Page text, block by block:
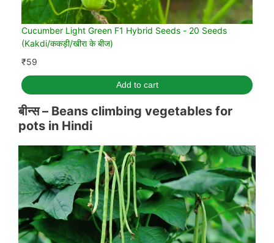
Cucumber Light Green F1 Hybrid Seeds - 20 Seeds
(Kakdi/ककड़ी/खीरा के बीज)
₹59
Add to cart
बीन्स – Beans climbing vegetables for
pots in Hindi